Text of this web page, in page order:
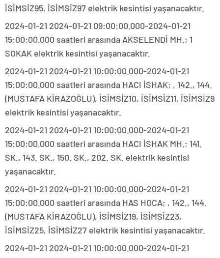
İSİMSİZ95, İSİMSİZ97 elektrik kesintisi yaşanacaktır.
2024-01-21 2024-01-21 09:00:00.000-2024-01-21
15:00:00.000 saatleri arasında AKSELENDİ MH.; 1
SOKAK elektrik kesintisi yaşanacaktır.
2024-01-21 2024-01-21 10:00:00.000-2024-01-21
15:00:00.000 saatleri arasında HACI İSHAK; , 142., 144.
(MUSTAFA KİRAZOĞLU), İSİMSİZ10, İSİMSİZ11, İSİMSİZ9
elektrik kesintisi yaşanacaktır.
2024-01-21 2024-01-21 10:00:00.000-2024-01-21
15:00:00.000 saatleri arasında HACI İSHAK MH.; 141.
SK., 143. SK., 150. SK., 202. SK. elektrik kesintisi
yaşanacaktır.
2024-01-21 2024-01-21 10:00:00.000-2024-01-21
15:00:00.000 saatleri arasında HAS HOCA; , 142., 144.
(MUSTAFA KİRAZOĞLU), İSİMSİZ19, İSİMSİZ23,
İSİMSİZ25, İSİMSİZ27 elektrik kesintisi yaşanacaktır.
2024-01-21 2024-01-21 10:00:00.000-2024-01-21